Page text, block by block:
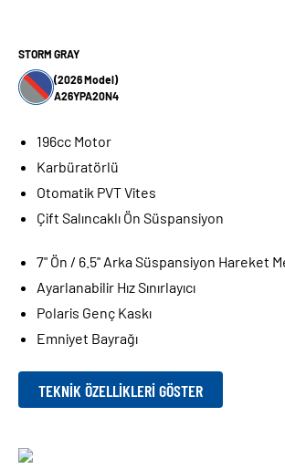
STORM GRAY
(2026 Model)
A26YPA20N4
196cc Motor
Karbüratörlü
Otomatik PVT Vites
Çift Salıncaklı Ön Süspansiyon
7" Ön / 6.5'' Arka Süspansiyon Hareket
Ayarlanabilir Hız Sınırlayıcı
Polaris Genç Kaskı
Emniyet Bayrağı
TEKNIK ÖZELLIKLERI GÖSTER